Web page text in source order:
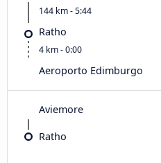
144 km - 5:44
Ratho
4 km - 0:00
Aeroporto Edimburgo
Aviemore
Ratho